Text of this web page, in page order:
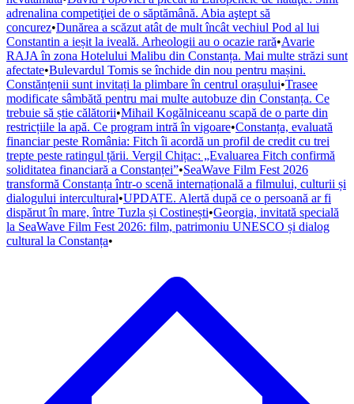
adrenalina competiţiei de o săptămână. Abia aştept să
concurez•Dunărea a scăzut atât de mult încât vechiul Pod al lui
Constantin a ieșit la iveală. Arheologii au o ocazie rară•Avarie
RAJA în zona Hotelului Malibu din Constanța. Mai multe străzi sunt
afectate•Bulevardul Tomis se închide din nou pentru mașini.
Constănțenii sunt invitați la plimbare în centrul orașului•Trasee
modificate sâmbătă pentru mai multe autobuze din Constanța. Ce
trebuie să știe călătorii•Mihail Kogălniceanu scapă de o parte din
restricțiile la apă. Ce program intră în vigoare•Constanța, evaluată
financiar peste România: Fitch îi acordă un profil de credit cu trei
trepte peste ratingul țării. Vergil Chițac: „Evaluarea Fitch confirmă
soliditatea financiară a Constanței”•SeaWave Film Fest 2026
transformă Constanța într-o scenă internațională a filmului, culturii și
dialogului intercultural•UPDATE. Alertă după ce o persoană ar fi
dispărut în mare, între Tuzla și Costinești•Georgia, invitată specială
la SeaWave Film Fest 2026: film, patrimoniu UNESCO și dialog
cultural la Constanța•